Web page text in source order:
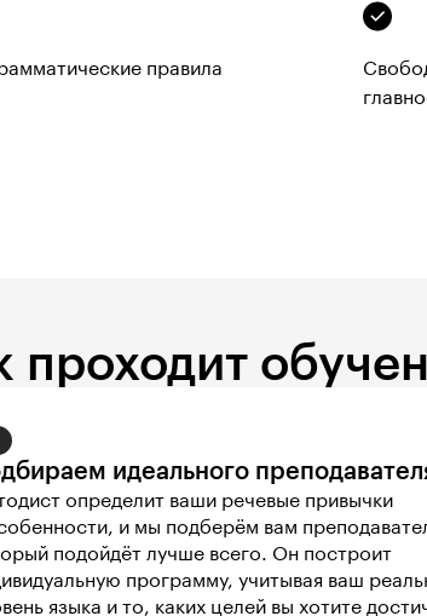
правила
проходит
идеального
определит ваши речевые привычки
и мы подберём вам
подойдёт лучше всего. Он построит
программу, учитывая ваш
языка и то, каких целей вы хотите